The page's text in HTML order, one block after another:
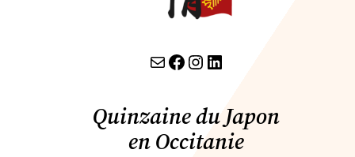
contact par email lien facebook Instagram LinkedIn
Quinzaine du Japon
en Occitanie